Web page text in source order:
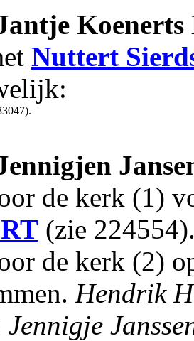
Koenerts
Nuttert
de kerk (1)
(zie
de kerk (2)
Hendrik
Jennigje